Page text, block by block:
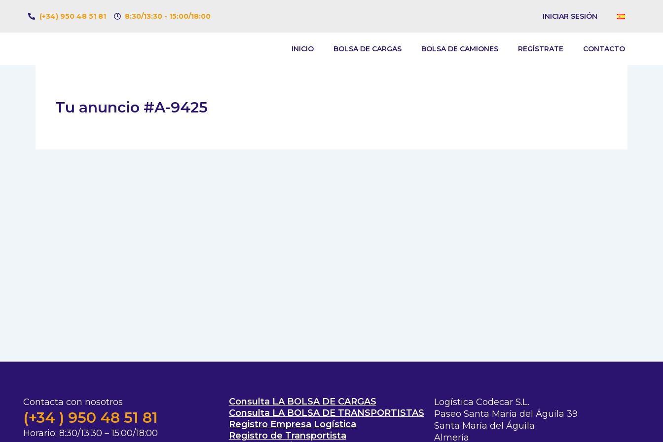
(+34) 950 48 51 81 8:30/13:30 - 15:00/18:00 INICIAR SESIÓN
INICIO BOLSA DE CARGAS BOLSA DE CAMIONES REGÍSTRATE CONTACTO
Tu anuncio #A-9425
Contacta con nosotros
(+34 ) 950 48 51 81
Horario: 8:30/13:30 – 15:00/18:00
Consulta LA BOLSA DE CARGAS
Consulta LA BOLSA DE TRANSPORTISTAS
Registro Empresa Logística
Registro de Transportista
Logística Codecar S.L.
Paseo Santa María del Águila 39
Santa María del Águila
Almería